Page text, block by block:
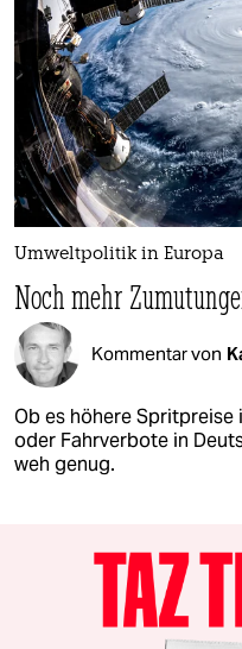
Umweltpolitik in Europa
Noch mehr
Kommentar von
Ob es höhere Spritpreise
oder Fahrverbote in
weh genug.